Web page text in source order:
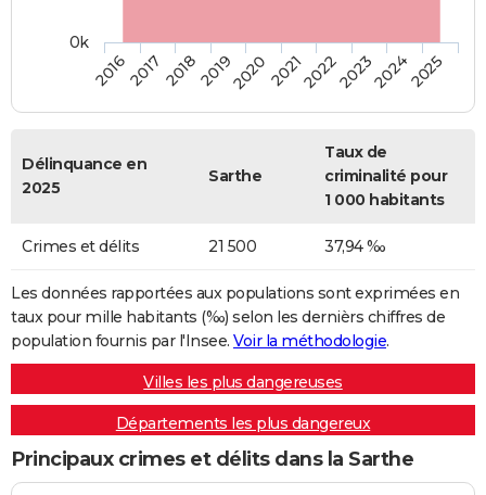
2016201720182019202020212022202320242025
0k
Délinquance en
2025
Sarthe
Taux de
criminalité pour
1 000 habitants
Crimes et délits 21 500 37,94 ‰
Les données rapportées aux populations sont exprimées en
taux pour mille habitants (‰) selon les dernièrs chiffres de
population fournis par l'Insee. Voir la méthodologie.
Villes les plus dangereuses
Départements les plus dangereux
Principaux crimes et délits dans la Sarthe